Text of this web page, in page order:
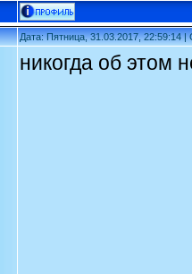
Дата: Пятница, 31.03.2017, 22:59:14
никогда об этом